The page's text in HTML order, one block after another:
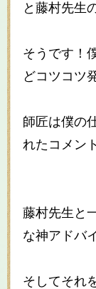
と藤村先生
そうです！
どコツコツ
師匠は僕の
れたコメン
藤村先生と
な神アドバ
そしてそれ